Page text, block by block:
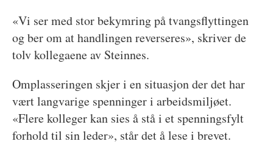
«Vi ser med stor bekymring på tvangsflyttingen
og ber om at handlingen reverseres», skriver de
tolv kollegaene av Steinnes.
Omplasseringen skjer i en situasjon der det har
vært langvarige spenninger i arbeidsmiljøet.
«Flere kolleger kan sies å stå i et spenningsfylt
forhold til sin leder», står det å lese i brevet.